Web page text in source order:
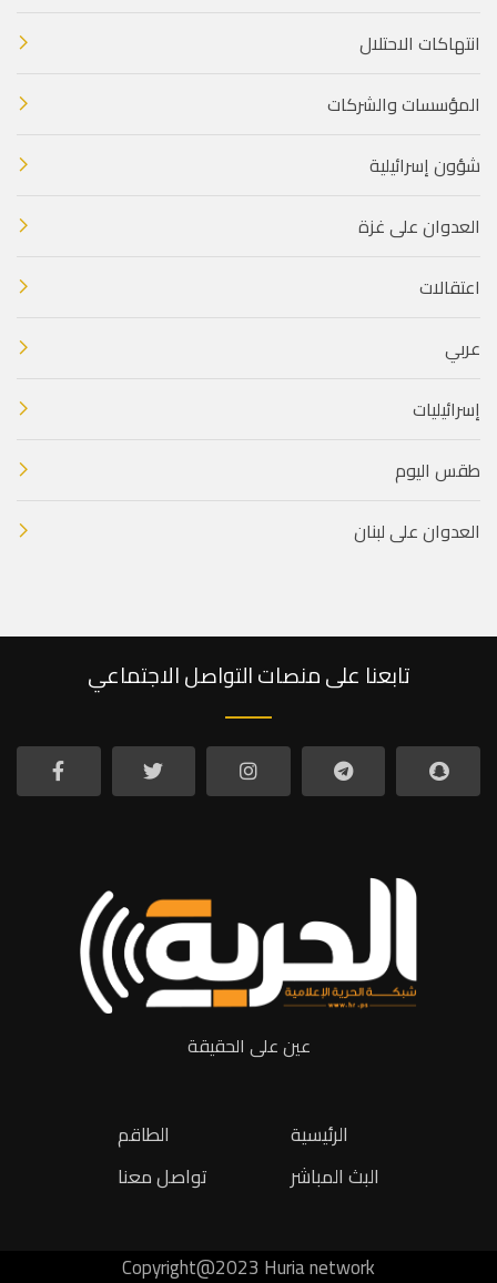
انتهاكات الاحتلال
المؤسسات والشركات
شؤون إسرائيلية
العدوان على غزة
اعتقالات
عربي
إسرائيليات
طقس اليوم
العدوان على لبنان
تابعنا على منصات التواصل الاجتماعي
عين على الحقيقة
الطاقم
تواصل معنا
الرئيسية
البث المباشر
Copyright@2023 Huria network